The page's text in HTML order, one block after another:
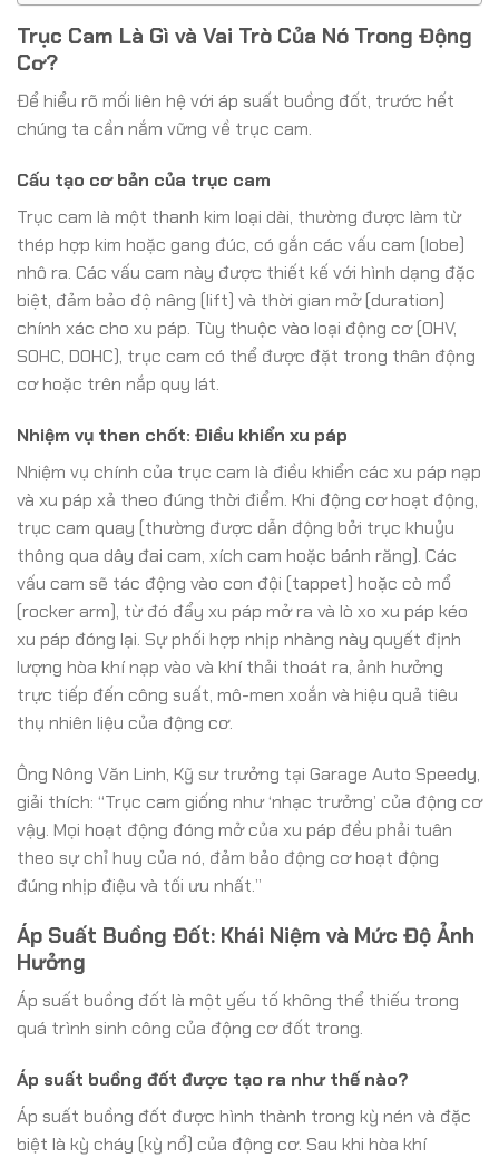
Trục Cam Là Gì và Vai Trò Của Nó Trong Động
Cơ?
Để hiểu rõ mối liên hệ với áp suất buồng đốt, trước hết
chúng ta cần nắm vững về trục cam.
Cấu tạo cơ bản của trục cam
Trục cam là một thanh kim loại dài, thường được làm từ
thép hợp kim hoặc gang đúc, có gắn các vấu cam (lobe)
nhô ra. Các vấu cam này được thiết kế với hình dạng đặc
biệt, đảm bảo độ nâng (lift) và thời gian mở (duration)
chính xác cho xu páp. Tùy thuộc vào loại động cơ (OHV,
SOHC, DOHC), trục cam có thể được đặt trong thân động
cơ hoặc trên nắp quy lát.
Nhiệm vụ then chốt: Điều khiển xu páp
Nhiệm vụ chính của trục cam là điều khiển các xu páp nạp
và xu páp xả theo đúng thời điểm. Khi động cơ hoạt động,
trục cam quay (thường được dẫn động bởi trục khuỷu
thông qua dây đai cam, xích cam hoặc bánh răng). Các
vấu cam sẽ tác động vào con đội (tappet) hoặc cò mổ
(rocker arm), từ đó đẩy xu páp mở ra và lò xo xu páp kéo
xu páp đóng lại. Sự phối hợp nhịp nhàng này quyết định
lượng hòa khí nạp vào và khí thải thoát ra, ảnh hưởng
trực tiếp đến công suất, mô-men xoắn và hiệu quả tiêu
thụ nhiên liệu của động cơ.
Ông Nông Văn Linh, Kỹ sư trưởng tại Garage Auto Speedy,
giải thích: “Trục cam giống như ‘nhạc trưởng’ của động cơ
vậy. Mọi hoạt động đóng mở của xu páp đều phải tuân
theo sự chỉ huy của nó, đảm bảo động cơ hoạt động
đúng nhịp điệu và tối ưu nhất.”
Áp Suất Buồng Đốt: Khái Niệm và Mức Độ Ảnh
Hưởng
Áp suất buồng đốt là một yếu tố không thể thiếu trong
quá trình sinh công của động cơ đốt trong.
Áp suất buồng đốt được tạo ra như thế nào?
Áp suất buồng đốt được hình thành trong kỳ nén và đặc
biệt là kỳ cháy (kỳ nổ) của động cơ. Sau khi hòa khí